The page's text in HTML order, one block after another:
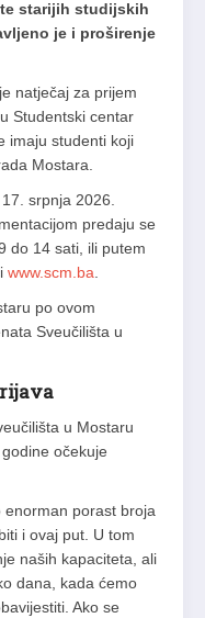
starijih studijskih
je i proširenje
natječaj za prijem
Studentski centar
imaju studenti koji
Mostara.
srpnja 2026.
predaju se
do 14 sati, ili putem
www.scm.ba
po ovom
Sveučilišta u
u Mostaru
očekuje
enorman porast broja
i ovaj put. U tom
naših kapaciteta, ali
dana, kada ćemo
Ako se